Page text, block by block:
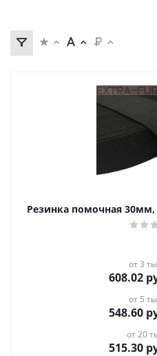
Резинка помочная
от 3
608.02
от 5
548.60
от 20
515.30